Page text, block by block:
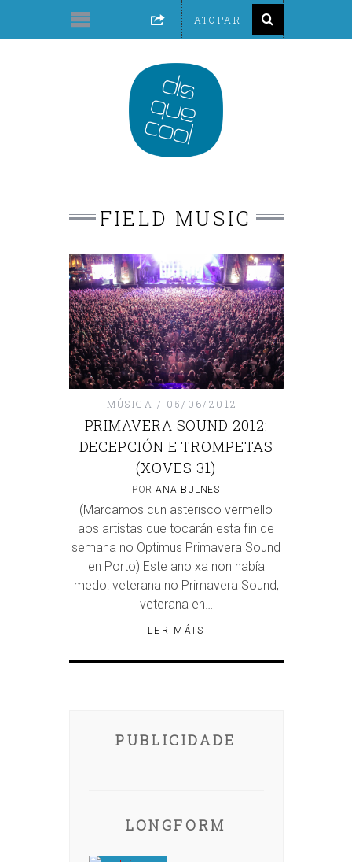
FIELD MUSIC
MÚSICA 05/06/2012
PRIMAVERA SOUND 2012:
DECEPCIÓN E TROMPETAS
(XOVES 31)
PORANA BULNES
(Marcamos cun asterisco vermello
aos artistas que tocarán esta fin de
semana no Optimus Primavera Sound
en Porto) Este ano xa non había
medo: veterana no Primavera Sound,
veterana en…
LER MÁIS
PUBLICIDADE
LONGFORM